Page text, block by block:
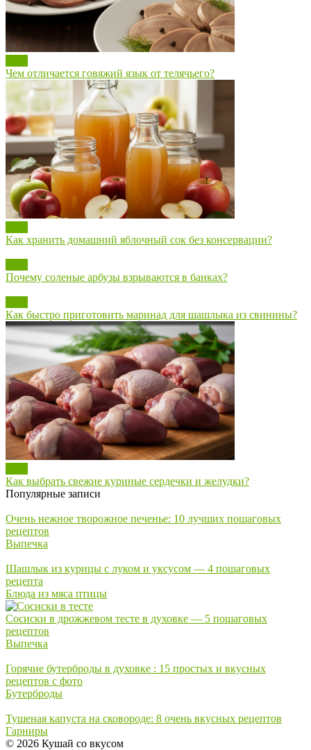
Чем отличается говяжий язык от телячьего?
Как хранить домашний яблочный сок без консервации?
Почему соленые арбузы взрываются в банках?
Как быстро приготовить маринад для шашлыка из свинины?
Как выбрать свежие куриные сердечки и желудки?
Популярные записи
Очень нежное творожное печенье: 10 лучших пошаговых
рецептов
Выпечка
Шашлык из курицы с луком и уксусом — 4 пошаговых
рецепта
Блюда из мяса птицы
Сосиски в дрожжевом тесте в духовке — 5 пошаговых
рецептов
Выпечка
Горячие бутерброды в духовке : 15 простых и вкусных
рецептов с фото
Бутерброды
Тушеная капуста на сковороде: 8 очень вкусных рецептов
Гарниры
© 2026 Кушай со вкусом